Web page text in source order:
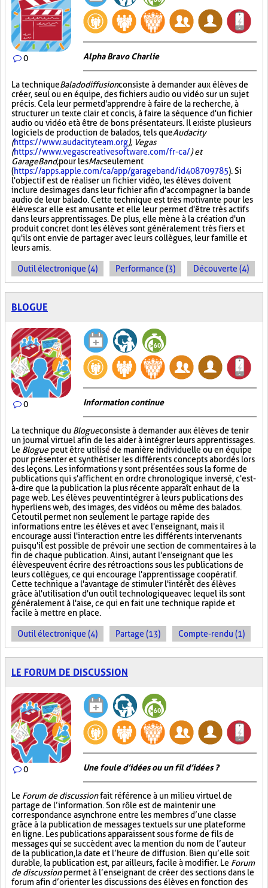
0 Alpha Bravo Charlie
La techniqueBaladodiffusionconsiste à demander aux élèves de
créer, seul ou en équipe, des fichiers audio ou vidéo sur un sujet
précis. Cela leur permet d'apprendre à faire de la recherche, à
structurer un texte clair et concis, à faire la séquence d'un fichier
audio ou vidéo et à être de bons présentateurs. Il existe plusieurs
logiciels de production de balados, tels queAudacity
(https://www.audacityteam.org), Vegas
(https://www.vegascreativesoftware.com/fr-ca/) et
GarageBand,pour lesMacseulement
(https://apps.apple.com/ca/app/garageband/id408709785). Si
l'objectif est de réaliser un fichier vidéo, les élèves doivent
inclure des images dans leur fichier afin d'accompagner la bande
audio de leur balado. Cette technique est très motivante pour les
élèves car elle est amusante et elle leur permet d'être très actifs
dans leurs apprentissages. De plus, elle mène à la création d'un
produit concret dont les élèves sont généralement très fiers et
qu'ils ont envie de partager avec leurs collègues, leur famille et
leurs amis.
Outil électronique (4) Performance (3) Découverte (4)
BLOGUE
0 Information continue
La technique du Blogueconsiste à demander aux élèves de tenir
un journal virtuel afin de les aider à intégrer leurs apprentissages.
Le Bloguepeut être utilisé de manière individuelle ou en équipe
pour présenter et synthétiser les différents concepts abordés lors
des leçons. Les informations y sont présentées sous la forme de
publications qui s'affichent en ordre chronologique inversé, c'est-
à-dire que la publication la plus récente apparaît en haut de la
page web. Les élèves peuvent intégrer à leurs publications des
hyperliens web, des images, des vidéos ou même des balados.
Cet outil permet non seulement le partage rapide des
informations entre les élèves et avec l'enseignant, mais il
encourage aussi l'interaction entre les différents intervenants
puisqu'il est possible de prévoir une section de commentaires à la
fin de chaque publication. Ainsi, autant l'enseignant que les
élèves peuvent écrire des rétroactions sous les publications de
leurs collègues, ce qui encourage l'apprentissage coopératif.
Cette technique a l'avantage de stimuler l'intérêt des élèves
grâce à l'utilisation d'un outil technologique avec lequel ils sont
généralement à l'aise, ce qui en fait une technique rapide et
facile à mettre en place.
Outil électronique (4) Partage (13) Compte-rendu (1)
LE FORUM DE DISCUSSION
0 Une foule d’idées ou un fil d’idées ?
Le Forum de discussionfait référence à un milieu virtuel de
partage de l’information. Son rôle est de maintenir une
correspondance asynchrone entre les membres d’une classe
grâce à la publication de messages textuels sur une plateforme
en ligne. Les publications apparaissent sous forme de fils de
messages qui se succèdent avec la mention du nom de l’auteur
de la publication, la date et l’heure de diffusion. Bien qu’elle soit
durable, la publication est, par ailleurs, facile à modifier. Le Forum
de discussionpermet à l’enseignant de créer des sections dans le
forum afin d’orienter les discussions des élèves en fonction des